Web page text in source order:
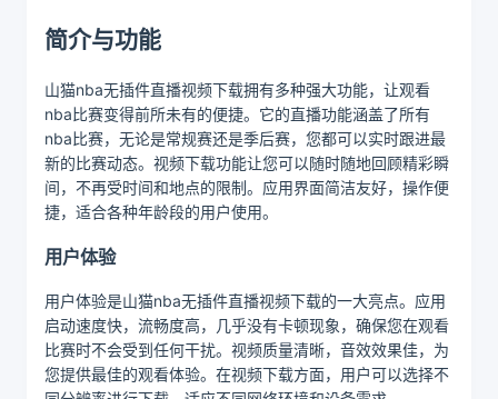
简介与功能
山猫nba无插件直播视频下载拥有多种强大功能，让观看
nba比赛变得前所未有的便捷。它的直播功能涵盖了所有
nba比赛，无论是常规赛还是季后赛，您都可以实时跟进最
新的比赛动态。视频下载功能让您可以随时随地回顾精彩瞬
间，不再受时间和地点的限制。应用界面简洁友好，操作便
捷，适合各种年龄段的用户使用。
用户体验
用户体验是山猫nba无插件直播视频下载的一大亮点。应用
启动速度快，流畅度高，几乎没有卡顿现象，确保您在观看
比赛时不会受到任何干扰。视频质量清晰，音效效果佳，为
您提供最佳的观看体验。在视频下载方面，用户可以选择不